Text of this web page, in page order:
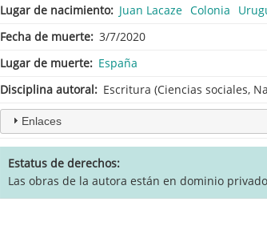
Lugar de nacimiento
Juan Lacaze Colonia
Fecha de muerte 3/7/2020
Lugar de muerte
España
Disciplina autoral
Escritura (Ciencias sociales,
Enlaces
Estatus de derechos
Las obras de la autora están en dominio